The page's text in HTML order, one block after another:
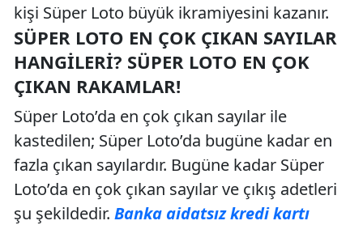
kişi Süper Loto büyük ikramiyesini kazanır.
SÜPER LOTO EN ÇOK ÇIKAN SAYILAR
HANGILERI? SÜPER LOTO EN ÇOK
ÇIKAN RAKAMLAR!
Süper Loto’da en çok çıkan sayılar ile
kastedilen; Süper Loto’da bugüne kadar en
fazla çıkan sayılardır. Bugüne kadar Süper
Loto’da en çok çıkan sayılar ve çıkış adetleri
şu şekildedir. Banka aidatsız kredi kartı